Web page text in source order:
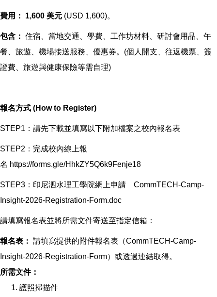
費用： 1,600 美元 (USD 1,600)。
包含： 住宿、當地交通、學費、工作坊材料、研討會用品、午
餐、旅遊、機場接送服務、優惠券。(個人開支、往返機票、簽
證費、旅遊與健康保險等需自理)
報名方式 (How to Register)
STEP1：請先下載並填寫以下附加檔案之校內報名表
STEP2：完成校內線上報
名 https://forms.gle/HhkZY5Q6k9Fenje18
STEP3：印尼泗水理工學院網上申請 CommTECH-Camp-
Insight-2026-Registration-Form.doc
請填寫報名表並將所需文件寄送至指定信箱：
報名表： 請填寫提供的附件報名表（CommTECH-Camp-
Insight-2026-Registration-Form）或透過連結取得。
所需文件：
護照掃描件